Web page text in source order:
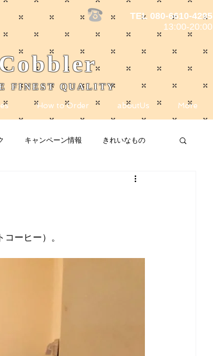
TEL 080-6610-4295
13:00-20:00
FINEST QUALITY
How to Order aboutUs More
キャンペーン情報 きれいなもの
メディア掲載
ーヒー）。